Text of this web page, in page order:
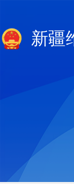
新疆